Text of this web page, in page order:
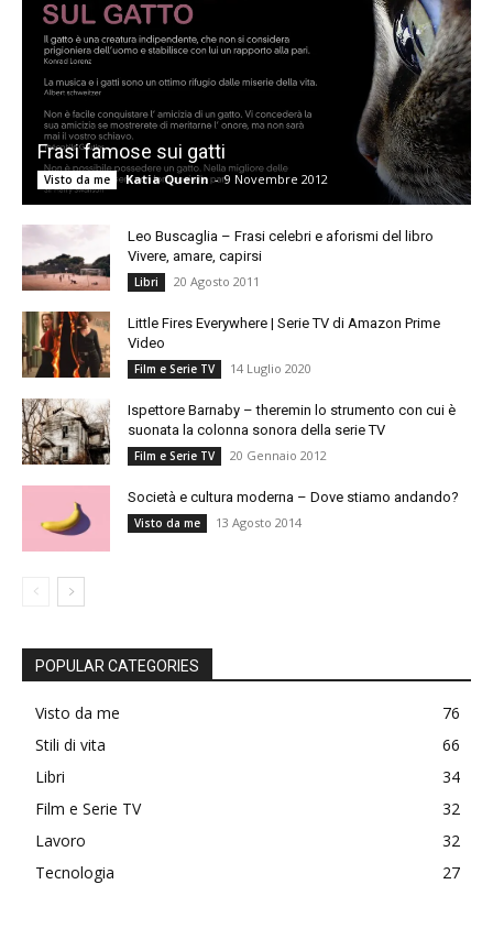
Frasi famose sui gatti
Visto da me Katia Querin - 9 Novembre 2012
Leo Buscaglia – Frasi celebri e aforismi del libro
Vivere, amare, capirsi
Libri 20 Agosto 2011
Little Fires Everywhere | Serie TV di Amazon Prime
Video
Film e Serie TV 14 Luglio 2020
Ispettore Barnaby – theremin lo strumento con cui è
suonata la colonna sonora della serie TV
Film e Serie TV 20 Gennaio 2012
Società e cultura moderna – Dove stiamo andando?
Visto da me 13 Agosto 2014
POPULAR CATEGORIES
Visto da me
76
Stili di vita
66
Libri
34
Film e Serie TV
32
Lavoro
32
Tecnologia
27